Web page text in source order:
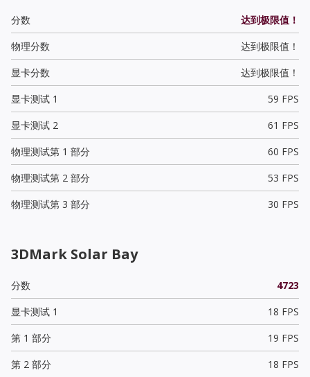
分数
达到极限值！
物理分数
达到极限值！
显卡分数
达到极限值！
显卡测试 1
59 FPS
显卡测试 2
61 FPS
物理测试第 1 部分
60 FPS
物理测试第 2 部分
53 FPS
物理测试第 3 部分
30 FPS
3DMark Solar Bay
分数
4723
显卡测试 1
18 FPS
第 1 部分
19 FPS
第 2 部分
18 FPS